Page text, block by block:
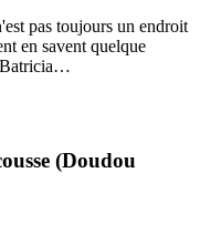
pas toujours un endroit
en savent quelque
…
(Doudou